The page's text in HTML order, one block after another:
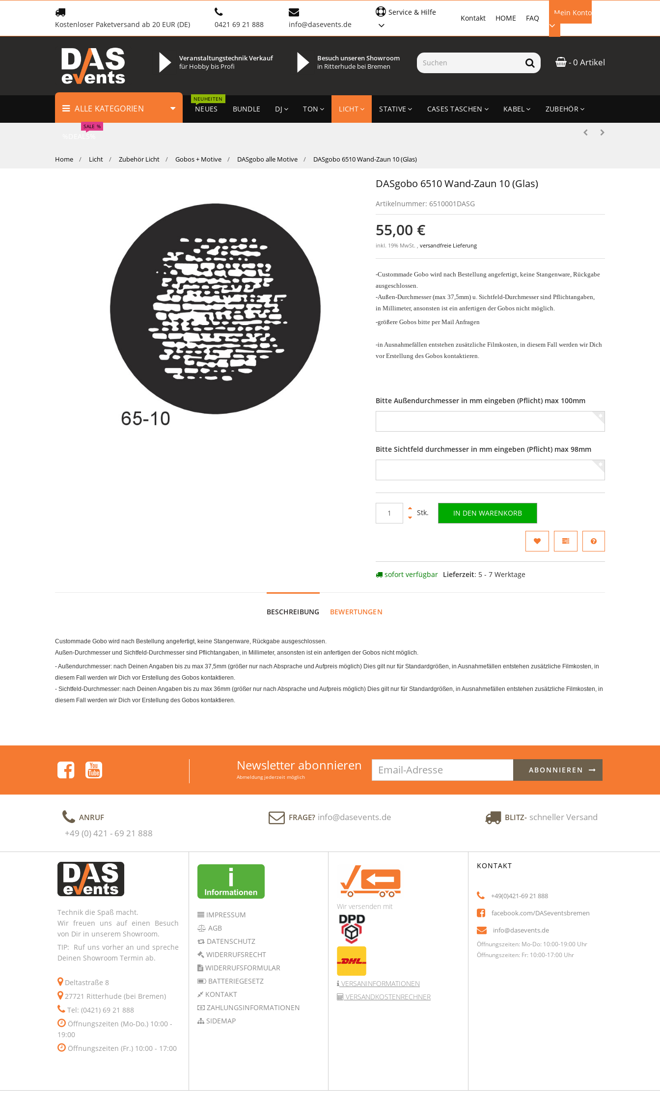
Kostenloser Paketversand ab 20 EUR (DE) 0421 69 21 888 info@dasevents.de
Mein Konto
EMAIL-ADRESSE
ANMELDEN
FAQ
HOME
Kontakt
Service & Hilfe
- 0 Artikel
Veranstaltungstechnik Verkauf
für Hobby bis Profi
Besuch unseren Showroom
in Ritterhude bei Bremen
ALLE KATEGORIEN NEUES
NEUHEITEN
BUNDLE DJ TON LICHT STATIVE CASES TASCHEN KABEL ZUBEHÖR
SALE %
Home Licht Zubehör Licht Gobos + Motive DASgobo alle Motive DASgobo 6510 Wand-Zaun 10 (Glas)
DASgobo 6510 Wand-Zaun 10 (Glas)
Artikelnummer:6510001DASG
55,00 €
inkl. 19% MwSt. ,versandfreie Lieferung
-Custommade Gobo wird nach Bestellung angefertigt, keine Stangenware, Rückgabe
ausgeschlossen.
-Außen-Durchmesser(max 37,5mm) u. Sichtfeld-Durchmesser sind Pflichtangaben,
in Millimeter, ansonsten ist ein anfertigen der Gobos nicht möglich.
-größere Gobos bitte per Mail Anfragen
-in Ausnahmefällen entstehen zusätzliche Filmkosten, in diesem Fall werden wir Dich
vor Erstellung des Gobos kontaktieren.
Bitte Außendurchmesser in mm eingeben (Pflicht) max 100mm
Bitte Sichtfeld durchmesser in mm eingeben (Pflicht) max 98mm
Stk. IN DEN WARENKORB
sofort verfügbar Lieferzeit: 5 - 7 Werktage
BESCHREIBUNG BEWERTUNGEN
Custommade Gobo wird nach Bestellung angefertigt, keine Stangenware, Rückgabe ausgeschlossen.
Außen-Durchmesser und Sichtfeld-Durchmesser sind Pflichtangaben, in Millimeter, ansonsten ist ein anfertigen der Gobos nicht möglich.
- Außendurchmesser: nach Deinen Angaben bis zu max 37,5mm (größer nur nach Absprache und Aufpreis möglich) Dies gilt nur für Standardgrößen, in Ausnahmefällen entstehen zusätzliche Filmkosten, in
diesem Fall werden wir Dich vor Erstellung des Gobos kontaktieren.
- Sichtfeld-Durchmesser: nach Deinen Angaben bis zu max 36mm (größer nur nach Absprache und Aufpreis möglich) Dies gilt nur für Standardgrößen, in Ausnahmefällen entstehen zusätzliche Filmkosten, in
diesem Fall werden wir Dich vor Erstellung des Gobos kontaktieren.
Newsletter abonnieren
Abmeldung jederzeit möglich
Adresse
ABONNIEREN
ANRUF
+49 (0) 421 - 69 21 888
FRAGE? info@dasevents.de BLITZ- schneller Versand
Technik die Spaß macht.
Wir freuen uns auf einen Besuch
von Dir in unserem Showroom.
TIP: Ruf uns vorher an und spreche
Deinen Showroom Termin ab.
Deltastraße 8
27721 Ritterhude (bei Bremen)
Tel: (0421) 69 21 888
Öffnungszeiten (Mo-Do.) 10:00 -
19:00
Öffnungszeiten (Fr.) 10:00 - 17:00
IMPRESSUM
AGB
DATENSCHUTZ
WIDERRUFSRECHT
WIDERRUFSFORMULAR
BATTERIEGESETZ
KONTAKT
ZAHLUNGSINFORMATIONEN
SIDEMAP
Wir versenden mit
VERSANINFORMATIONEN
VERSANDKOSTENRECHNER
KONTAKT
+49(0)421-69 21 888
facebook.com/DASeventsbremen
info@dasevents.de
Öffnungszeiten: Mo-Do: 10:00-19:00 Uhr
Öffnungszeiten: Fr: 10:00-17:00 Uhr